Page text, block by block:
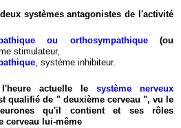
systèmes antagonistes de l'activité
ou orthosympathique(ou
stimulateur,
, système inhibiteur.
actuelle le système nerveux
qualifié de " deuxième cerveau ", vu le
qu'il contient et ses rôles
cerveau lui-même